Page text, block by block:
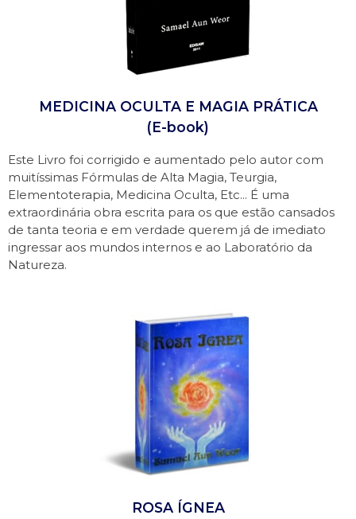
MEDICINA OCULTA E MAGIA PRÁTICA
(E-book)
Este Livro foi corrigido e aumentado pelo autor com
muitíssimas Fórmulas de Alta Magia, Teurgia,
Elementoterapia, Medicina Oculta, Etc... É uma
extraordinária obra escrita para os que estão cansados
de tanta teoria e em verdade querem já de imediato
ingressar aos mundos internos e ao Laboratório da
Natureza.
ROSA ÍGNEA